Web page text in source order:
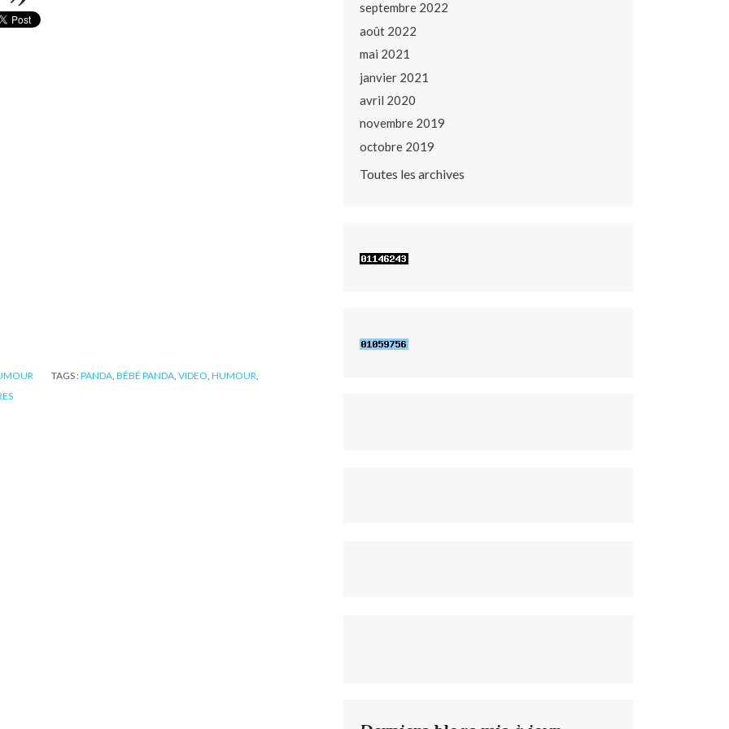
TAGS :PANDA BÉBÉ PANDA VIDEO HUMOUR
septembre 2022
août 2022
mai 2021
janvier 2021
avril 2020
novembre 2019
octobre 2019
Toutes les archives